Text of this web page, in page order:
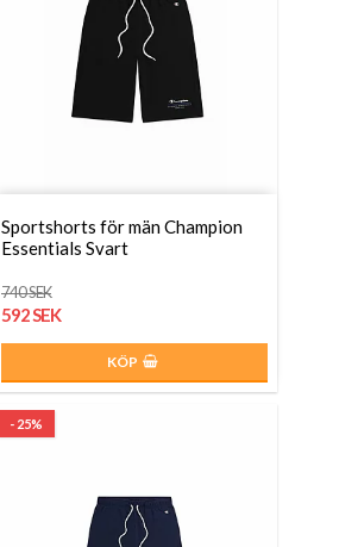
Sportshorts för män Champion
Essentials Svart
740 SEK
592 SEK
KÖP
- 25%